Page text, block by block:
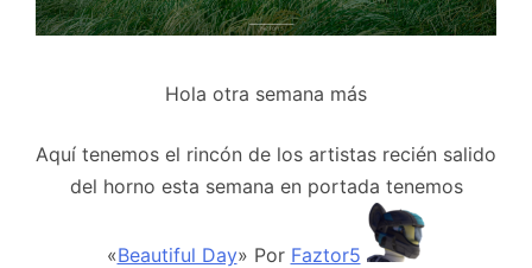
Hola otra semana más
Aquí tenemos el rincón de los artistas recién salido
del horno esta semana en portada tenemos
«Beautiful Day» Por Faztor5